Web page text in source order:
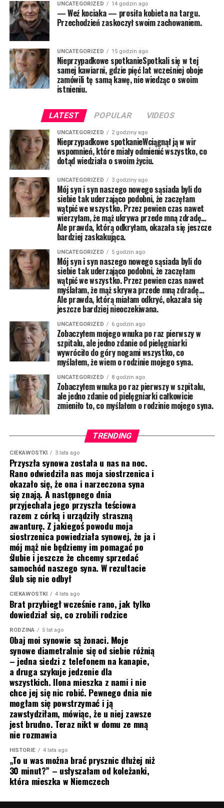
UNCATEGORIZED 14 godzin ago
— Weź kociaka — prosiła kobieta na targu.
Przechodzień zaskoczył swoim zachowaniem.
UNCATEGORIZED 15 godzin ago
Nieprzypadkowe spotkanieSpotkali się w tej
samej kawiarni, gdzie pięć lat wcześniej oboje
zamówili tę samą kawę, nie wiedząc o swoim
istnieniu.
LATEST POPULAR VIDEOS
UNCATEGORIZED 2 godziny ago
Nieprzypadkowe spotkanieWciągnął ją w wir
wspomnień, które miały odmienić wszystko, co
dotąd wiedziała o swoim życiu.
UNCATEGORIZED 3 godziny ago
Mój syn i syn naszego nowego sąsiada byli do
siebie tak uderzająco podobni, że zaczęłam
wątpić we wszystko. Przez pewien czas nawet
wierzyłam, że mąż ukrywa przede mną zdradę…
Ale prawda, którą odkryłam, okazała się jeszcze
bardziej zaskakująca.
UNCATEGORIZED 5 godzin ago
Mój syn i syn naszego nowego sąsiada byli do
siebie tak uderzająco podobni, że zaczęłam
wątpić we wszystko. Przez pewien czas nawet
myślałam, że mąż skrywa przede mną zdradę…
Ale prawda, którą miałam odkryć, okazała się
jeszcze bardziej nieoczekiwana.
UNCATEGORIZED 6 godzin ago
Zobaczyłem mojego wnuka po raz pierwszy w
szpitalu, ale jedno zdanie od pielęgniarki
wywróciło do góry nogami wszystko, co
myślałem, że wiem o rodzinie mojego syna.
UNCATEGORIZED 8 godzin ago
Zobaczyłem wnuka po raz pierwszy w szpitalu,
ale jedno zdanie od pielęgniarki całkowicie
zmieniło to, co myślałem o rodzinie mojego syna.
TRENDING
CIEKAWOSTKI 3 lata ago
Przyszła synowa została u nas na noc.
Rano odwiedziła nas moja siostrzenica i
okazało się, że ona i narzeczona syna
się znają. A następnego dnia
przyjechała jego przyszła teściowa
razem z córką i urządziły straszną
awanturę. Z jakiegoś powodu moja
siostrzenica powiedziała synowej, że ja i
mój mąż nie będziemy im pomagać po
ślubie i jeszcze że chcemy sprzedać
samochód naszego syna. W rezultacie
ślub się nie odbył
CIEKAWOSTKI 4 lata ago
Brat przybiegł wcześnie rano, jak tylko
dowiedział się, co zrobili rodzice
RODZINA 5 lat ago
Obaj moi synowie są żonaci. Moje
synowe diametralnie się od siebie różnią
– jedna siedzi z telefonem na kanapie,
a druga szykuje jedzenie dla
wszystkich. Ilona mieszka z nami i nie
chce jej się nic robić. Pewnego dnia nie
mogłam się powstrzymać i ją
zawstydziłam, mówiąc, że u niej zawsze
jest brudno. Teraz nikt w domu ze mną
nie rozmawia
HISTORIE 4 lata ago
„To u was można brać prysznic dłużej niż
30 minut?” – usłyszałam od koleżanki,
która mieszka w Niemczech